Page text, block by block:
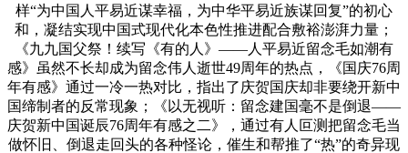
样“为中国人平易近谋幸福，为中华平易近族谋回复”的初心
和，凝结实现中国式现代化本色性推进配合敷裕澎湃力量；
《九九国父祭！续写《有的人》——人平易近留念毛如潮有
感》虽然不长却成为留念伟人逝世49周年的热点，《国庆76周
年有感》通过一冷一热对比，指出了庆贺国庆却非要绕开新中
国缔制者的反常现象；《以无视听：留念建国毫不是倒退——
庆贺新中国诞辰76周年有感之二》，通过有人叵测把留念毛当
做怀旧、倒退走回头的各种怪论，催生和帮推了“热”的奇异现